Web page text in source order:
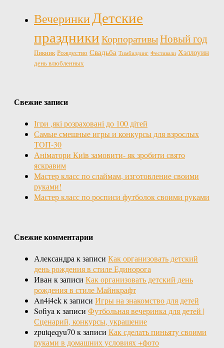
ВечеринкиДетские
праздникиКорпоративыНовый год
Пикник Рождество Свадьба Тимбилдинг Фестивали Хэллоуин
день влюбленных
Свежие записи
Ігри ,які розраховані до 100 дітей
Самые смешные игры и конкурсы для взрослых
ТОП-30
Аніматори Київ замовити- як зробити свято
яскравим
Мастер класс по слаймам, изготовление своими
руками!
Мастер класс по росписи футболок своими руками
Свежие комментарии
Александра к записи Как организовать детский
день рождения в стиле Единорога
Иван к записи Как организовать детский день
рождения в стиле Майнкрафт
An4i4ekк записи Игры на знакомство для детей
Sofiya к записи Футбольная вечеринка для детей |
Сценарий, конкурсы, украшение
zputqeqyu70к записи Как сделать пиньяту своими
руками в домашних условиях +фото